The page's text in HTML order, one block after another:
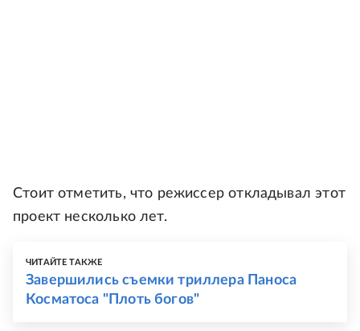
Стоит отметить, что режиссер откладывал этот
проект несколько лет.
ЧИТАЙТЕ ТАКЖЕ
Завершились съемки триллера Паноса
Косматоса "Плоть богов"